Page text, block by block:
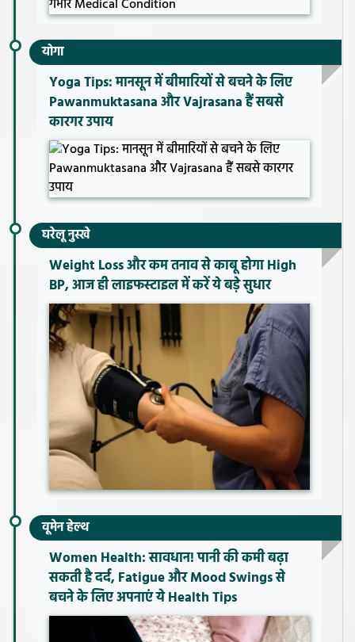
योगा
Yoga Tips: मानसून में बीमारियों से बचने के लिए
Pawanmuktasana और Vajrasana हैं सबसे
कारगर उपाय
घरेलू नुस्खे
Weight Loss और कम तनाव से काबू होगा High
BP, आज ही लाइफस्टाइल में करें ये बड़े सुधार
वूमेन हेल्थ
Women Health: सावधान! पानी की कमी बढ़ा
सकती है दर्द, Fatigue और Mood Swings से
बचने के लिए अपनाएं ये Health Tips